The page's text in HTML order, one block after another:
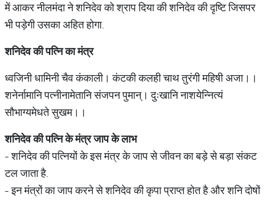
में आकर नीलमंदा ने शनिदेव को श्राप दिया की शनिदेव की दृष्टि जिसपर
भी पड़ेगी उसका अहित होगा.
शनिदेवकीपत्निकामंत्र
ध्वजिनी धामिनी चैव कंकाली। कंटकी कलही चाथ तुरंगी महिषी अजा।।
शनेर्नामानि पत्नीनामेतानि संजपन पुमान्। दुःखानि नाशयेन्नित्यं
सौभाग्यमेधते सुखम।।
शनिदेवकीपत्निकेमंत्रजापकेलाभ
- शनिदेव की पत्नियों के इस मंत्र के जाप से जीवन का बड़े से बड़ा संकट
टल जाता है.
- इन मंत्रों का जाप करने से शनिदेव की कृपा प्राप्त होत है और शनि दोषों